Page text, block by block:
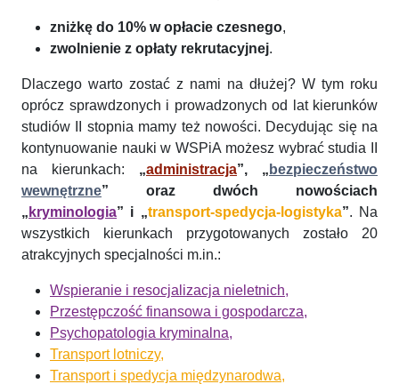
zniżkę do 10% w opłacie czesnego,
zwolnienie z opłaty rekrutacyjnej.
Dlaczego warto zostać z nami na dłużej? W tym roku
oprócz sprawdzonych i prowadzonych od lat kierunków
studiów II stopnia mamy też nowości. Decydując się na
kontynuowanie nauki w WSPiA możesz wybrać studia II
na kierunkach: „administracja”, „ bezpieczeństwo
wewnętrzne” oraz dwóch nowościach
„ kryminologia” i „transport-spedycja-logistyka”. Na
wszystkich kierunkach przygotowanych zostało 20
atrakcyjnych specjalności m.in.:
Wspieranie i resocjalizacja nieletnich,
Przestępczość finansowa i gospodarcza,
Psychopatologia kryminalna,
Transport lotniczy,
Transport i spedycja międzynarodwa,